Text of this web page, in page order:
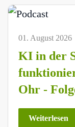
01. August 2026
KI in der
Ohr -
Weiterlesen